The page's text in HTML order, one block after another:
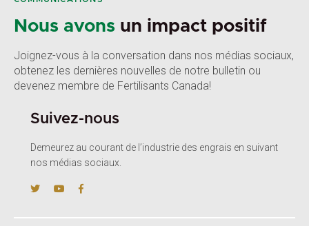
Nous avons un impact positif
Joignez-vous à la conversation dans nos médias sociaux,
obtenez les dernières nouvelles de notre bulletin ou
devenez membre de Fertilisants Canada!
Suivez-nous
Demeurez au courant de l’industrie des engrais en suivant
nos médias sociaux.